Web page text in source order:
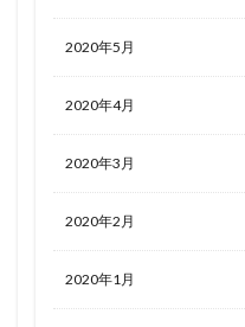
2020年5月
2020年4月
2020年3月
2020年2月
2020年1月